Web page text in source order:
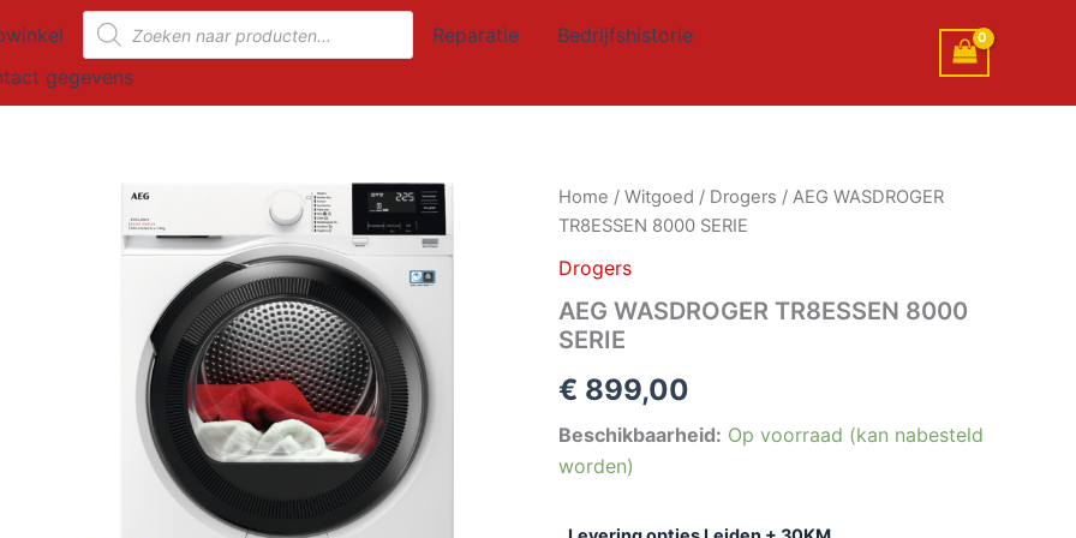
Producten
zoeken
Reparatie
Bedrijfshistorie
gegevens
Home / Witgoed / Drogers / AEG WASDROGER
TR8ESSEN 8000 SERIE
Drogers
AEG WASDROGER TR8ESSEN 8000
SERIE
€ 899,00
Beschikbaarheid: Op voorraad (kan nabesteld
worden)
AEG
WASDROGER
8000
aantal